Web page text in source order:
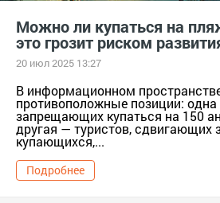
Можно ли купаться на
это грозит риском
20 июл 2025 13:27
В информационном
противоположные позиции:
запрещающих купаться на 150
другая — туристов, сдвигающих
купающихся,...
Подробнее